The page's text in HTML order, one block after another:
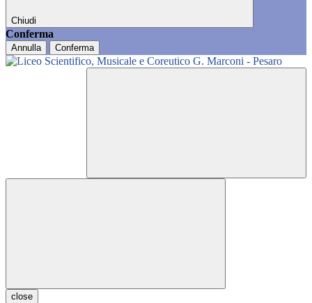
Chiudi
Conferma
Annulla Conferma
close